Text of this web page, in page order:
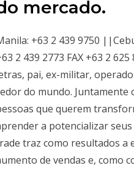
mercado.
+63 2 439 9750
2 439 2773 FAX +63 2
pai, ex-militar,
do mundo. Juntamente
que querem
a potencializar
traz como resultados a
de vendas e, como